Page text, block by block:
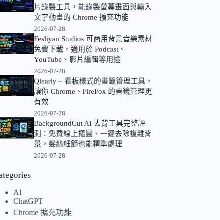
片錄製工具，能錄製螢幕畫面與輸入
文字動畫的 Chrome 擴充功能
2026-07-28
Fesliyan Studios 可商用背景音樂素材
免費下載，適用於 Podcast、
YouTube、影片編輯等用途
2026-07-28
Qlearly – 看板樣式的書籤管理工具，
讓你 Chrome、FireFox 的書籤管理更
有效
2026-07-28
BackgroundCut AI 去背工具完整評
測：免費線上摳圖、一鍵去除複雜背
景，髮絲細節也能精準處理
2026-07-28
AI
ChatGPT
Chrome 擴充功能